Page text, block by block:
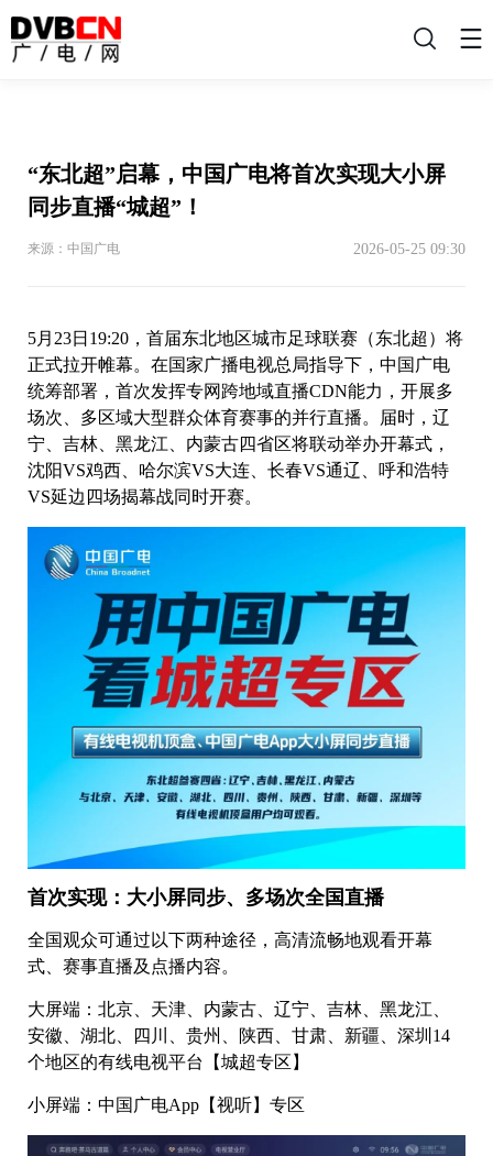
搜
“东北超”启幕，中国广电将首次实现大小屏
同步直播“城超”！
来源：中国广电 2026-05-25 09:30
5月23日19:20，首届东北地区城市足球联赛（东北超）将
正式拉开帷幕。在国家广播电视总局指导下，中国广电
统筹部署，首次发挥专网跨地域直播CDN能力，开展多
场次、多区域大型群众体育赛事的并行直播。届时，辽
宁、吉林、黑龙江、内蒙古四省区将联动举办开幕式，
沈阳VS鸡西、哈尔滨VS大连、长春VS通辽、呼和浩特
VS延边四场揭幕战同时开赛。
首次实现：大小屏同步、多场次全国直播
全国观众可通过以下两种途径，高清流畅地观看开幕
式、赛事直播及点播内容。
大屏端：北京、天津、内蒙古、辽宁、吉林、黑龙江、
安徽、湖北、四川、贵州、陕西、甘肃、新疆、深圳14
个地区的有线电视平台【城超专区】
小屏端：中国广电App【视听】专区